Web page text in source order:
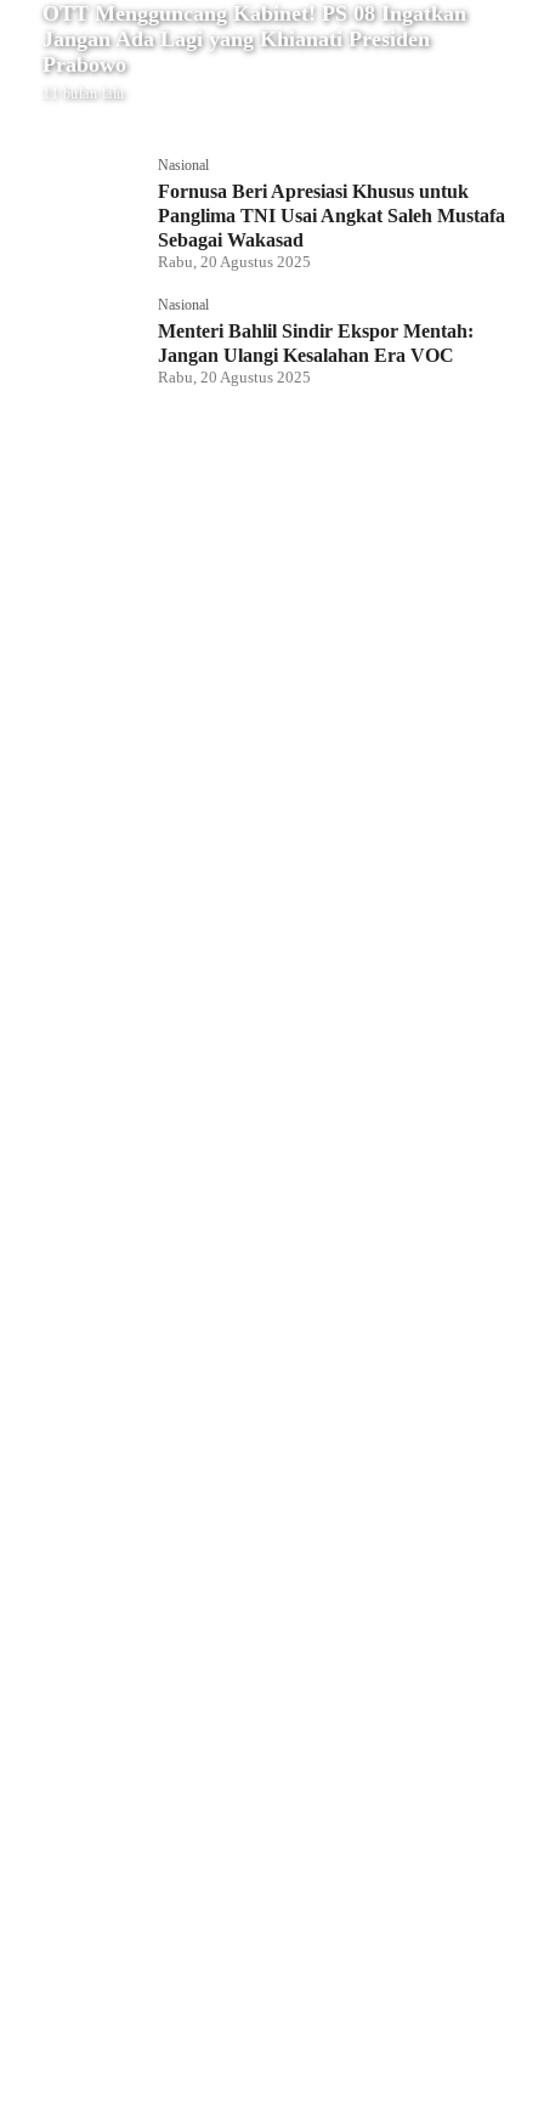
OTT Mengguncang Kabinet! PS 08 Ingatkan
Jangan Ada Lagi yang Khianati Presiden
Prabowo
11 bulan lalu
Nasional
Fornusa Beri Apresiasi Khusus untuk
Panglima TNI Usai Angkat Saleh Mustafa
Sebagai Wakasad
Rabu, 20 Agustus 2025
Nasional
Menteri Bahlil Sindir Ekspor Mentah:
Jangan Ulangi Kesalahan Era VOC
Rabu, 20 Agustus 2025